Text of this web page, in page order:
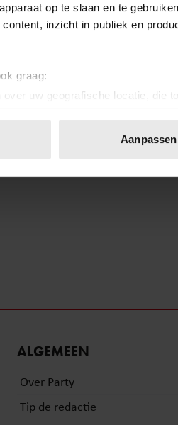
op te slaan en te
inzicht in publiek en
graag:
over uw geografische locatie, die
door het actief te scannen op
of intrekken in de
en advertenties te
Aanpassen
ALGEMEEN
Over Party
Tip de redactie